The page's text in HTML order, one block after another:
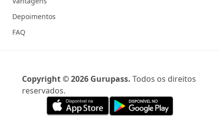
Depoimentos
FAQ
Copyright ©2026 Gurupass. Todos os direitos
reservados.